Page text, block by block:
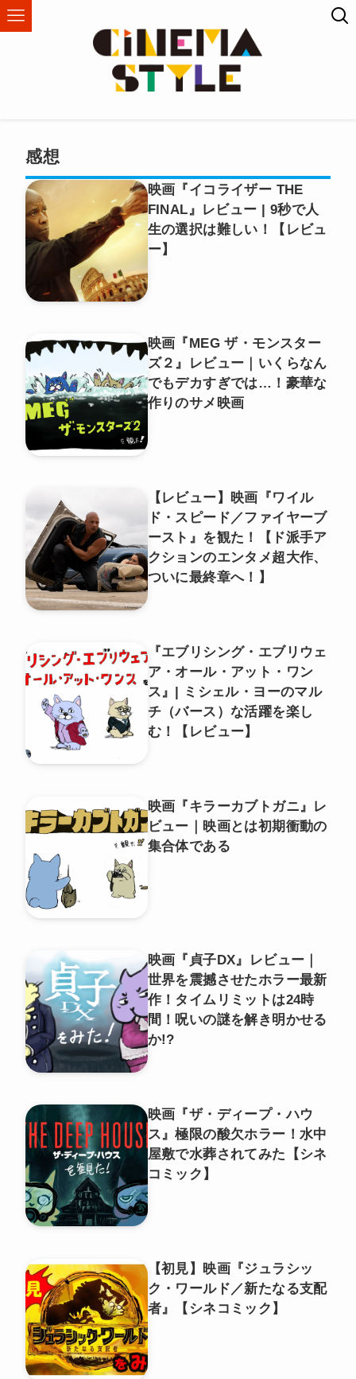
感想
映画『イコライザー THE
FINAL』レビュー | 9秒で人
生の選択は難しい！【レビュ
ー】
映画『MEG ザ・モンスター
ズ２』レビュー｜いくらなん
でもデカすぎでは…！豪華な
作りのサメ映画
【レビュー】映画『ワイル
ド・スピード／ファイヤーブ
ースト』を観た！【ド派手ア
クションのエンタメ超大作、
ついに最終章へ！】
『エブリシング・エブリウェ
ア・オール・アット・ワン
ス』| ミシェル・ヨーのマル
チ（バース）な活躍を楽し
む！【レビュー】
映画『キラーカブトガニ』レ
ビュー｜映画とは初期衝動の
集合体である
映画『貞子DX』レビュー｜
世界を震撼させたホラー最新
作！タイムリミットは24時
間！呪いの謎を解き明かせる
か!?
映画『ザ・ディープ・ハウ
ス』極限の酸欠ホラー！水中
屋敷で水葬されてみた【シネ
コミック】
【初見】映画『ジュラシッ
ク・ワールド／新たなる支配
者』【シネコミック】